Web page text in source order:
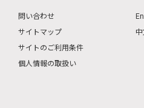
問い合わせ
サイトマップ
サイトのご利用条件
個人情報の取扱い